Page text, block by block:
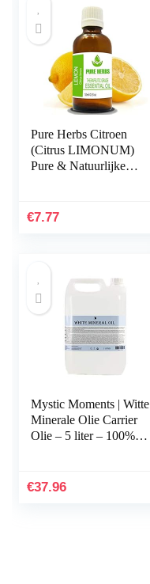
Pure Herbs Citroen
(Citrus LIMONUM)
Pure & Natuurlijke
€7.77
Mystic Moments | Witte
Minerale Olie Carrier
Olie – 5 liter – 100%
€37.96